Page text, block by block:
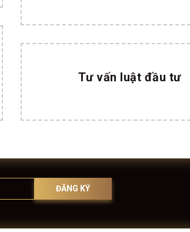
Tư vấn luật đầu tư